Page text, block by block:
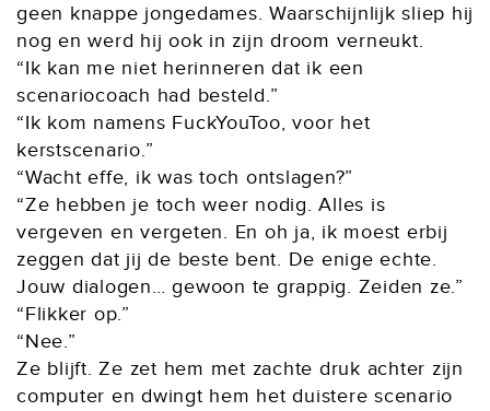
geen knappe jongedames. Waarschijnlijk sliep hij
nog en werd hij ook in zijn droom verneukt.
“Ik kan me niet herinneren dat ik een
scenariocoach had besteld.”
“Ik kom namens FuckYouToo, voor het
kerstscenario.”
“Wacht effe, ik was toch ontslagen?”
“Ze hebben je toch weer nodig. Alles is
vergeven en vergeten. En oh ja, ik moest erbij
zeggen dat jij de beste bent. De enige echte.
Jouw dialogen… gewoon te grappig. Zeiden ze.”
“Flikker op.”
“Nee.”
Ze blijft. Ze zet hem met zachte druk achter zijn
computer en dwingt hem het duistere scenario